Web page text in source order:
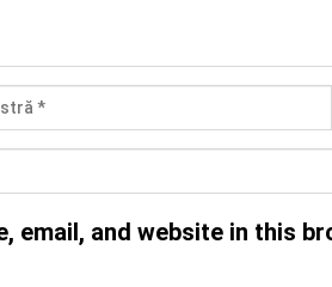
email, and website in this